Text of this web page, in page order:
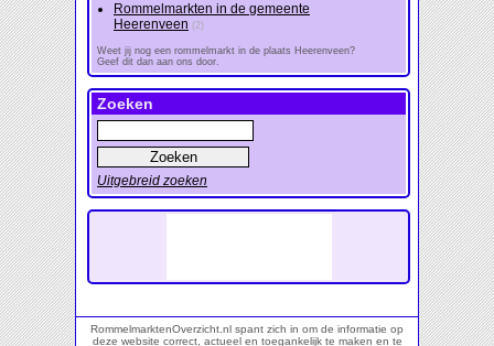
Rommelmarkten in de gemeente
Heerenveen (2)
Weet jij nog een rommelmarkt in de plaats Heerenveen?
Geef dit dan aan ons door.
Zoeken
Uitgebreid zoeken
RommelmarktenOverzicht.nl spant zich in om de informatie op
deze website correct, actueel en toegankelijk te maken en te